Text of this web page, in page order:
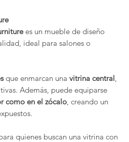
es un mueble de diseño
ideal para salones o
que enmarcan unavitrina central,
Además, puede equiparse
como en el zócalo, creando un
quienes buscan una vitrina con